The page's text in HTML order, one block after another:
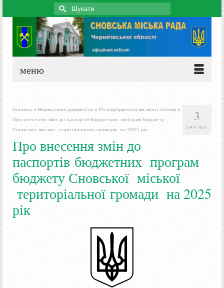
Search
for:
меню
3
ГРУ 2025
Головна » Нормативні документи » Розпорядження міського голови »
Про внесення змін до паспортів бюджетних програм бюджету
Сновської міської територіальної громади на 2025 рік
Про внесення змін до
паспортів бюджетних програм
бюджету Сновської міської
територіальної громади на 2025
рік